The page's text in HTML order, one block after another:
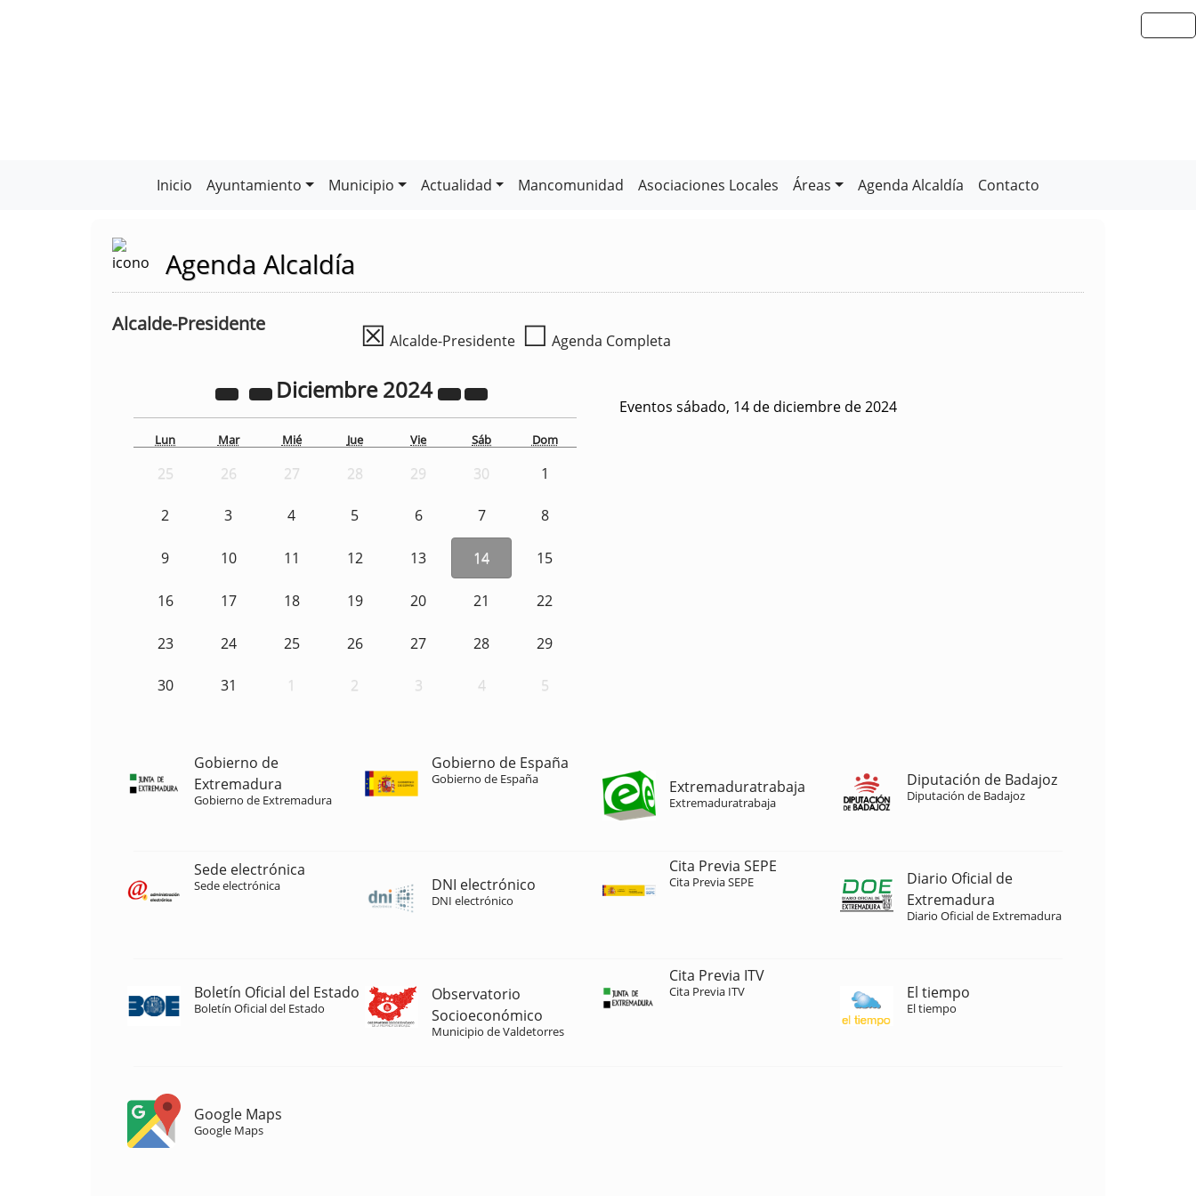
Inicio Ayuntamiento Municipio Actualidad Mancomunidad Asociaciones Locales Áreas Agenda Alcaldía Contacto
Agenda Alcaldía
Alcalde-Presidente ☒ Alcalde-Presidente ☐ Agenda Completa
Diciembre2024
Lun Mar Mié Jue Vie Sáb Dom
25 26 27 28 29 30 1
2 3 4 5 6 7 8
9 10 11 12 13 14 15
16 17 18 19 20 21 22
23 24 25 26 27 28 29
30 31 1 2 3 4 5
Eventos sábado, 14 de diciembre de 2024
Gobierno de
Extremadura
Gobierno de Extremadura
Gobierno de España
Gobierno de España Extremaduratrabaja
Extremaduratrabaja
Diputación de Badajoz
Diputación de Badajoz
Sede electrónica
Sede electrónica DNI electrónico
DNI electrónico
Cita Previa SEPE
Cita Previa SEPE
Diario Oficial de
Extremadura
Diario Oficial de Extremadura
Boletín Oficial del Estado
Boletín Oficial del Estado
Observatorio
Socioeconómico
Municipio de Valdetorres
Cita Previa ITV
Cita Previa ITV El tiempo
El tiempo
Google Maps
Google Maps